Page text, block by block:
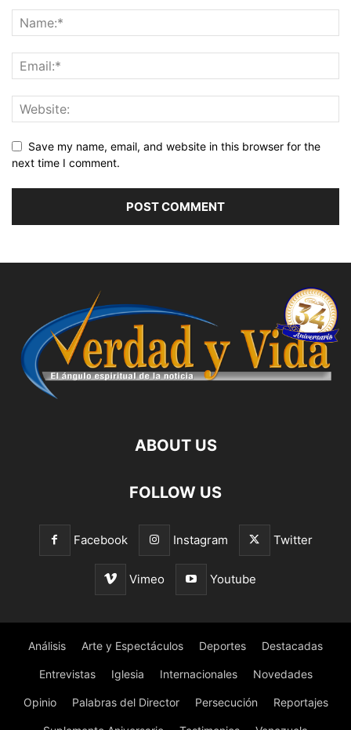
Save my name, email, and website in this browser for the
next time I comment.
ABOUT US
FOLLOW US
Facebook Instagram Twitter
Vimeo Youtube
Análisis Arte y Espectáculos Deportes Destacadas
Entrevistas Iglesia Internacionales Novedades
Opinio Palabras del Director Persecución Reportajes